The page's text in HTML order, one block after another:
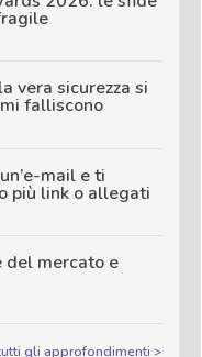
vera sicurezza si
falliscono
mail e ti
più link o allegati
del mercato e
gli approfondimenti >